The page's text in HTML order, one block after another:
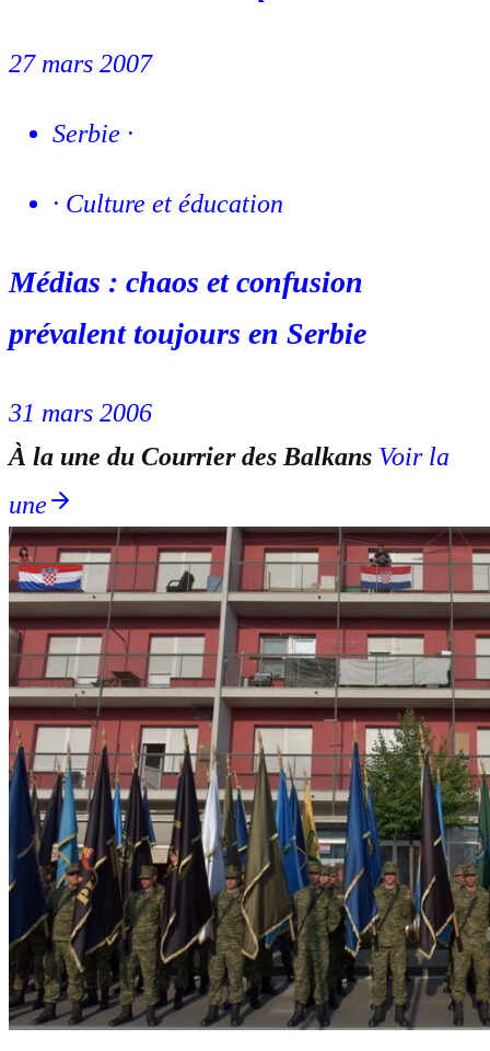
27 mars 2007
Serbie ·
· Culture et éducation
Médias : chaos et confusion
prévalent toujours en Serbie
31 mars 2006
À la une du Courrier des Balkans Voir la
une